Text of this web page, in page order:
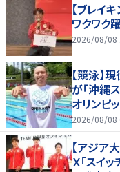
【ブレイ
ワクワク
2026/08/08
【競泳】
が「沖縄
オリンピ
参戦
2026/08/08
【アジア
Ｘ「スイ